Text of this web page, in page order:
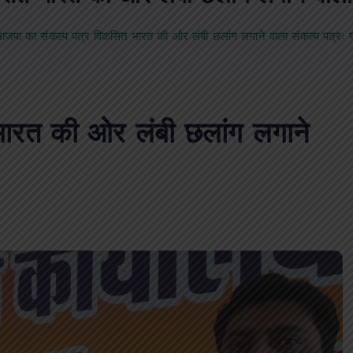
का संकल्प पत्र विकसित भारत की ओर लंबी छलांग लगाने वाला संकल्प पत्रः
की ओर लंबी छलांग लगाने
डॉ. धनन्जय पाण्डेय बने अध्यक्ष, डॉ. अलेन्द्र
सचिव निर्विरोध निर्वाचित
news8pmtoday August 6, 2026